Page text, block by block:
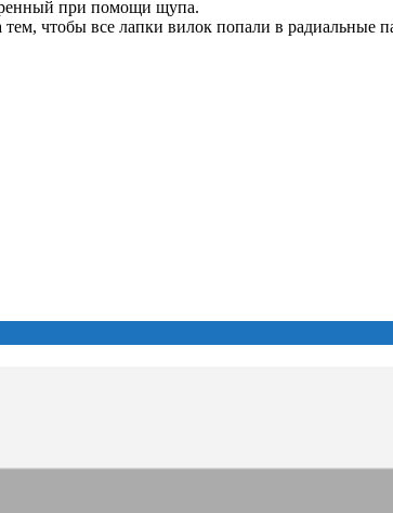
при помощи щупа.
чтобы все лапки вилок попали в